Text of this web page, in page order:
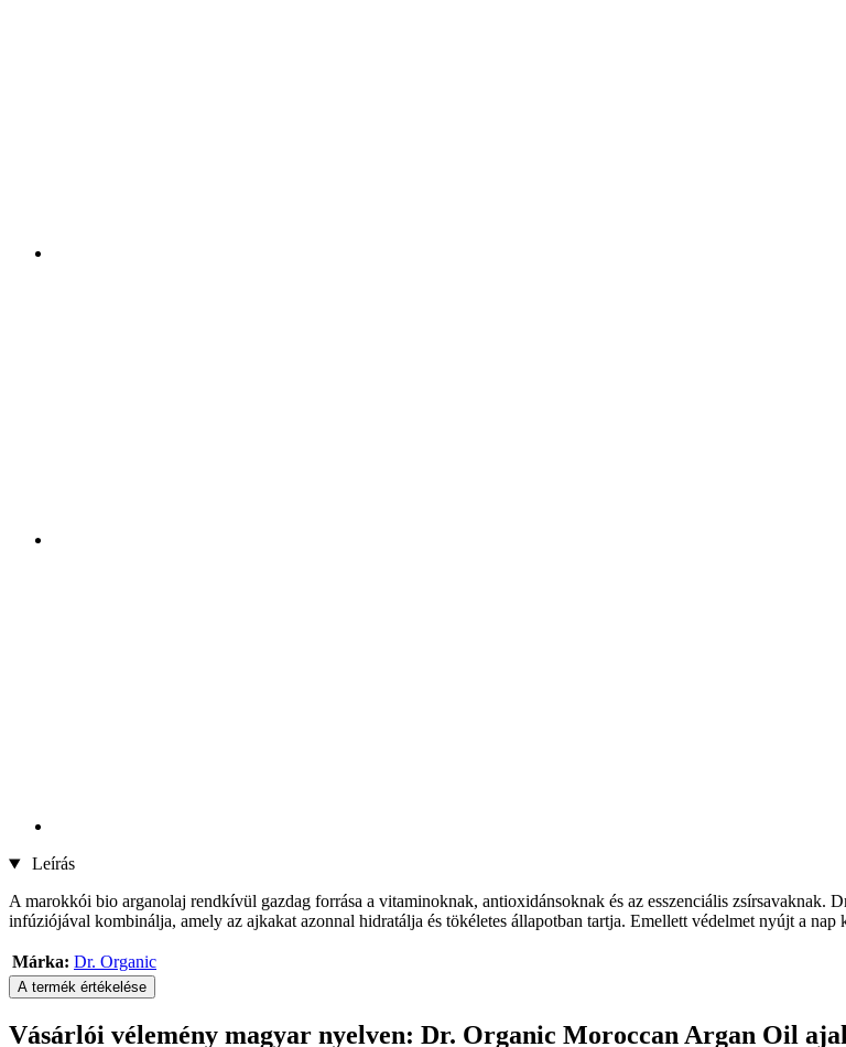
Leírás
A marokkói bio arganolaj rendkívül gazdag forrása a vitaminoknak, antioxidánsoknak és az esszenciális zsírsavaknak.
infúziójával kombinálja, amely az ajkakat azonnal hidratálja és tökéletes állapotban tartja. Emellett védelmet nyújt a
Márka: Dr. Organic
A termék értékelése
Vásárlói vélemény magyar nyelven: Dr. Organic Moroccan Argan Oil